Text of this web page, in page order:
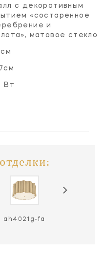
с декоративным
«состаренное
и
матовое стекло
Вт
ah4021g-fa